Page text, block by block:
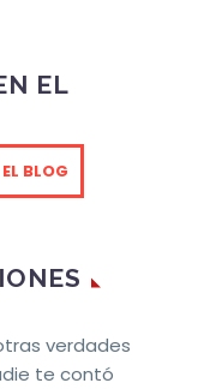
EL
BLOG
verdades
te contó